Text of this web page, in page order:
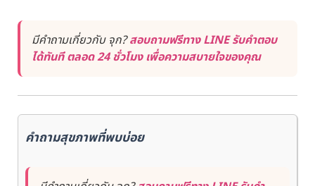
มีคำถามเกี่ยวกับ จุก?สอบถามฟรีทาง LINE รับคำตอบ
ได้ทันที ตลอด 24 ชั่วโมง เพื่อความสบายใจของคุณ
คำถามสุขภาพที่พบบ่อย